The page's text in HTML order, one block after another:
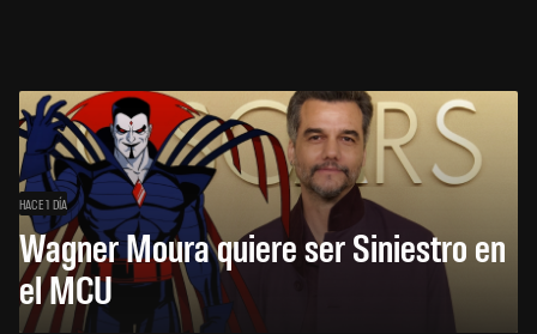
HACE 1 DÍA
Wagner Moura quiere ser Siniestro en
el MCU